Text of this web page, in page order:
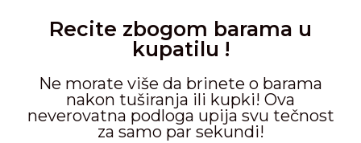
Recite zbogom barama u
kupatilu !
Ne morate više da brinete o barama
nakon tuširanja ili kupki! Ova
neverovatna podloga upija svu tečnost
za samo par sekundi!